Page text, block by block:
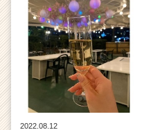
2022.08.12